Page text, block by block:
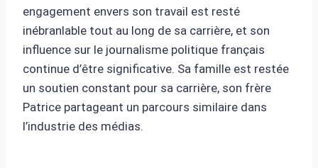
engagement envers son travail est resté
inébranlable tout au long de sa carrière, et son
influence sur le journalisme politique français
continue d’être significative. Sa famille est restée
un soutien constant pour sa carrière, son frère
Patrice partageant un parcours similaire dans
l’industrie des médias.